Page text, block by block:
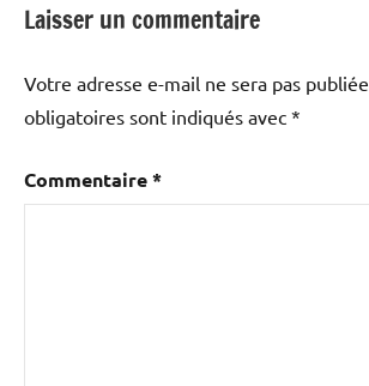
Laisser un commentaire
Votre adresse e-mail ne sera pas publiée.
obligatoires sont indiqués avec *
Commentaire*